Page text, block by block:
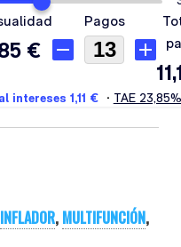
INFLADOR, MULTIFUNCIÓN,